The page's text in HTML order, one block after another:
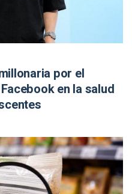
por el
en la salud